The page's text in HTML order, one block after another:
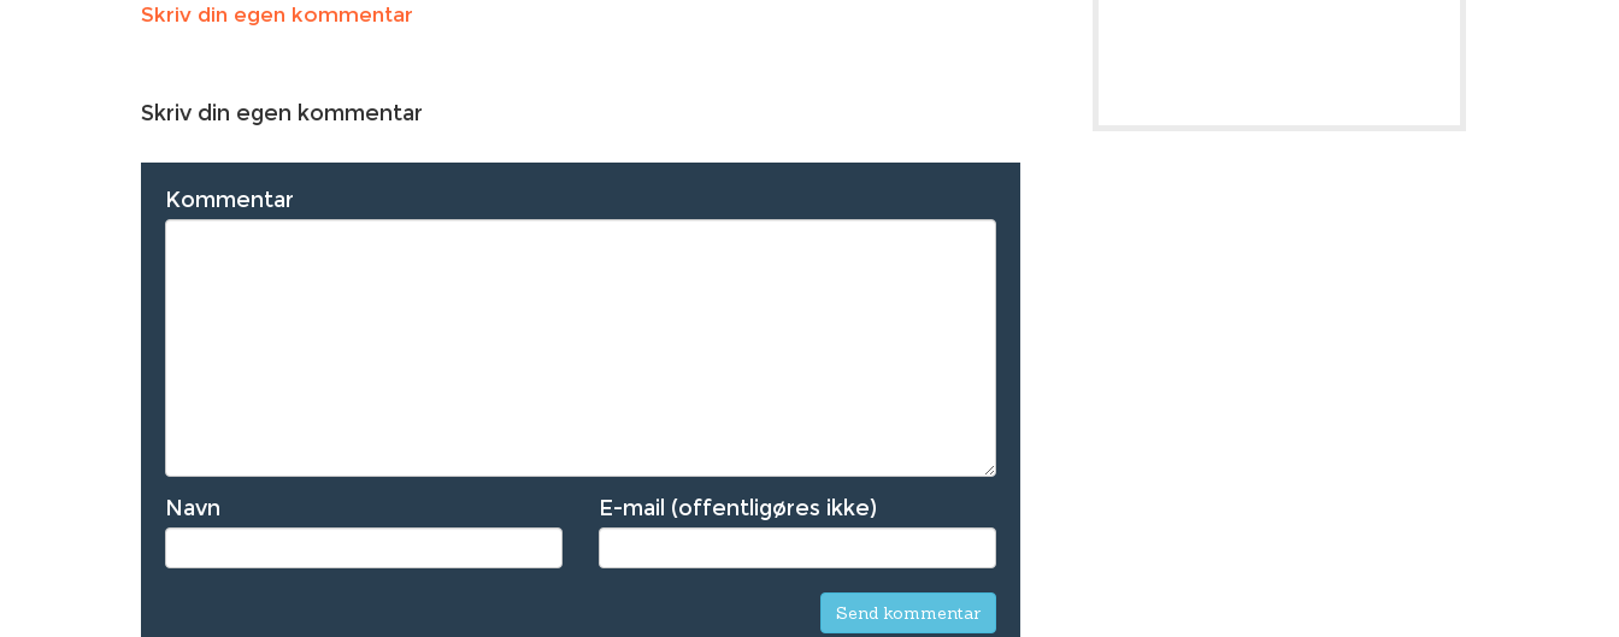
Skriv din egen kommentar
Skriv din egen kommentar
Kommentar
Navn E-mail (offentligøres ikke)